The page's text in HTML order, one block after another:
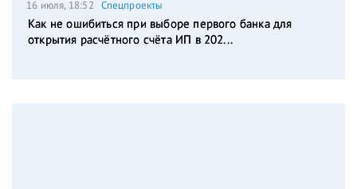
16 июля, 18:52 Спецпроекты
Как не ошибиться при выборе первого банка для
открытия расчётного счёта ИП в 202...